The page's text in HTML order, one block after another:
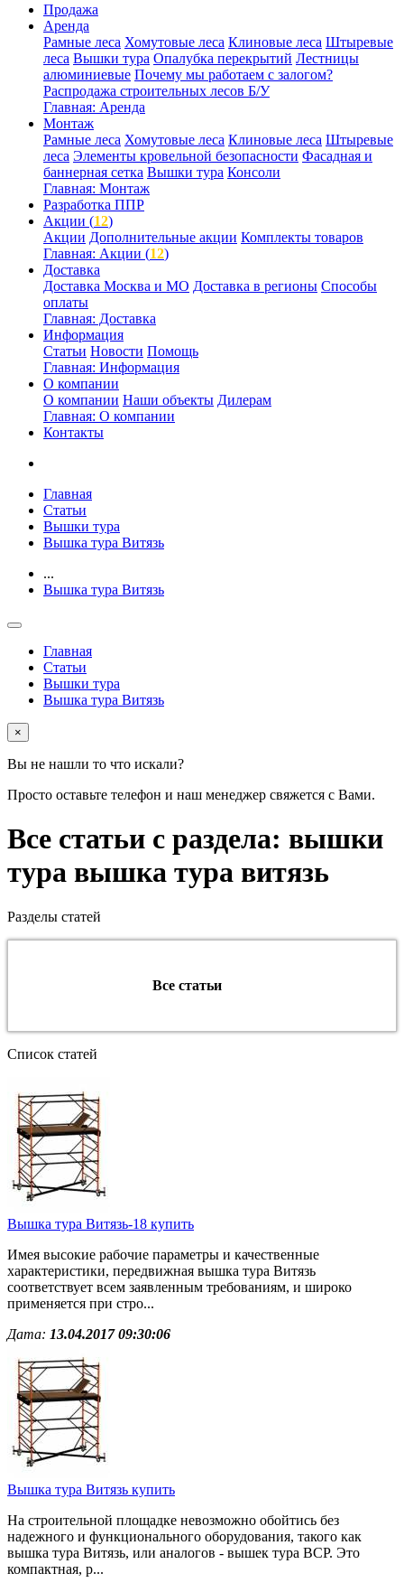
Продажа
Аренда
Рамные леса Хомутовые леса Клиновые леса Штыревые
леса Вышки тура Опалубка перекрытий Лестницы
алюминиевые Почему мы работаем с залогом?
Распродажа строительных лесов Б/У
Главная: Аренда
Монтаж
Рамные леса Хомутовые леса Клиновые леса Штыревые
леса Элементы кровельной безопасности Фасадная и
баннерная сетка Вышки тура Консоли
Главная: Монтаж
Разработка ППР
Акции (12)
Акции Дополнительные акции Комплекты товаров
Главная: Акции (12)
Доставка
Доставка Москва и МО Доставка в регионы Способы
оплаты
Главная: Доставка
Информация
Статьи Новости Помощь
Главная: Информация
О компании
О компании Наши объекты Дилерам
Главная: О компании
Контакты
Главная
Статьи
Вышки тура
Вышка тура Витязь
...
Вышка тура Витязь
Главная
Статьи
Вышки тура
Вышка тура Витязь
×
Вы не нашли то что искали?
Просто оставьте телефон и наш менеджер свяжется с Вами.
Все статьи с раздела: вышки
тура вышка тура витязь
Разделы статей
Все статьи
Список статей
Вышка тура Витязь-18 купить
Имея высокие рабочие параметры и качественные
характеристики, передвижная вышка тура Витязь
соответствует всем заявленным требованиям, и широко
применяется при стро...
Дата: 13.04.2017 09:30:06
Вышка тура Витязь купить
На строительной площадке невозможно обойтись без
надежного и функционального оборудования, такого как
вышка тура Витязь, или аналогов - вышек тура ВСР. Это
компактная, р...